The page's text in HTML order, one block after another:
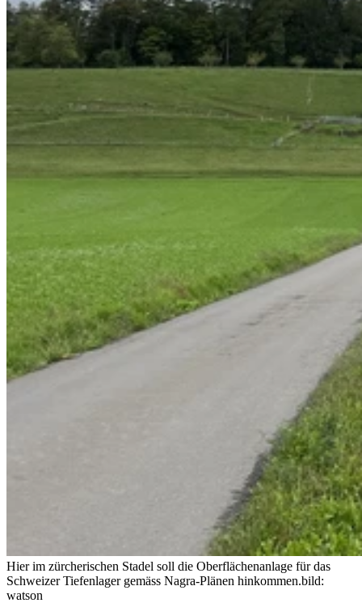
Hier im zürcherischen Stadel soll die Oberflächenanlage für das
Schweizer Tiefenlager gemäss Nagra-Plänen hinkommen.bild:
watson